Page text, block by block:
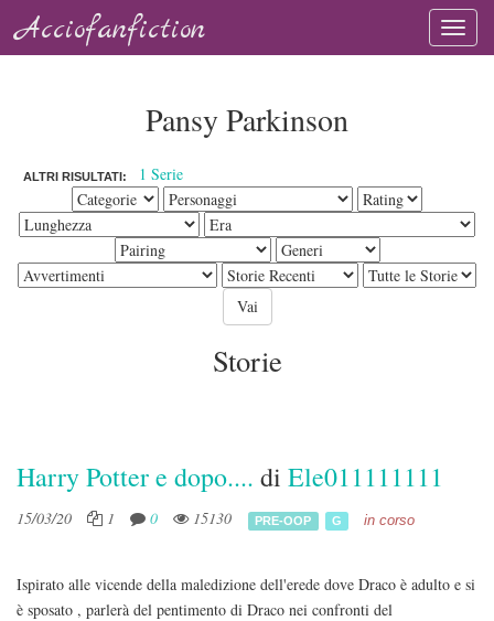
Acciofanfiction
Pansy Parkinson
ALTRI RISULTATI: 1 Serie
Storie
Harry Potter e dopo.... di Ele011111111
15/03/20 1 0 15130 PRE-OOP G in corso
Ispirato alle vicende della maledizione dell'erede dove Draco è adulto e si
è sposato , parlerà del pentimento di Draco nei confronti del